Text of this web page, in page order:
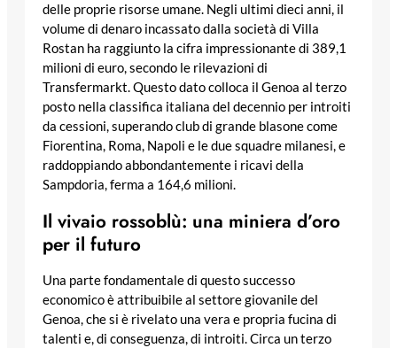
delle proprie risorse umane. Negli ultimi dieci anni, il
volume di denaro incassato dalla società di Villa
Rostan ha raggiunto la cifra impressionante di 389,1
milioni di euro, secondo le rilevazioni di
Transfermarkt. Questo dato colloca il Genoa al terzo
posto nella classifica italiana del decennio per introiti
da cessioni, superando club di grande blasone come
Fiorentina, Roma, Napoli e le due squadre milanesi, e
raddoppiando abbondantemente i ricavi della
Sampdoria, ferma a 164,6 milioni.
Il vivaio rossoblù: una miniera d’oro
per il futuro
Una parte fondamentale di questo successo
economico è attribuibile al settore giovanile del
Genoa, che si è rivelato una vera e propria fucina di
talenti e, di conseguenza, di introiti. Circa un terzo